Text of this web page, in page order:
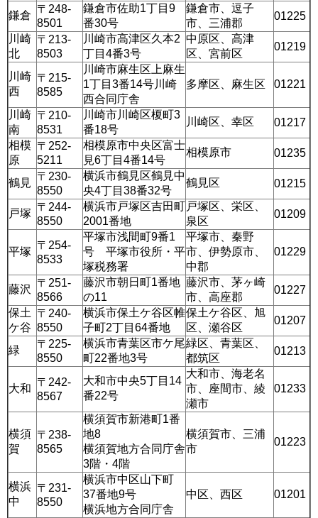
鎌倉
〒248-
8501
鎌倉市佐助1丁目9
番30号
鎌倉市、逗子
市、三浦郡
01225
川崎
北
〒213-
8503
川崎市高津区久本2
丁目4番3号
中原区、高津
区、宮前区
01219
川崎
西
〒215-
8585
川崎市麻生区上麻生
1丁目3番14号川崎
西合同庁舎
多摩区、麻生区 01221
川崎
南
〒210-
8531
川崎市川崎区榎町3
番18号
川崎区、幸区
01217
相模
原
〒252-
5211
相模原市中央区富士
見6丁目4番14号
相模原市 01235
鶴見
〒230-
8550
横浜市鶴見区鶴見中
央4丁目38番32号
鶴見区 01215
戸塚
〒244-
8550
横浜市戸塚区吉田町
2001番地
戸塚区、栄区、
泉区
01209
平塚
〒254-
8533
平塚市浅間町9番1
号 平塚市役所・平
塚税務署
平塚市、秦野
市、伊勢原市、
中郡
01229
藤沢
〒251-
8566
藤沢市朝日町1番地
の11
藤沢市、茅ヶ崎
市、高座郡
01227
保土
ケ谷
〒240-
8550
横浜市保土ケ谷区帷
子町2丁目64番地
保土ケ谷区、旭
区、瀬谷区
01207
緑
〒225-
8550
横浜市青葉区市ケ尾
町22番地3号
緑区、青葉区、
都筑区
01213
大和
〒242-
8567
大和市中央5丁目14
番22号
大和市、海老名
市、座間市、綾
瀬市
01233
横須
賀
〒238-
8565
横須賀市新港町1番
地8
横須賀地方合同庁舎
3階・4階
横須賀市、三浦
市
01223
横浜
中
〒231-
8550
横浜市中区山下町
37番地9号
横浜地方合同庁舎
中区、西区 01201